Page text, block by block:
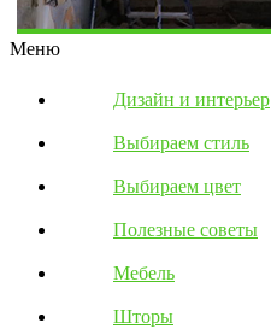
Меню
Дизайн и интерьер
Выбираем стиль
Выбираем цвет
Полезные советы
Мебель
Шторы